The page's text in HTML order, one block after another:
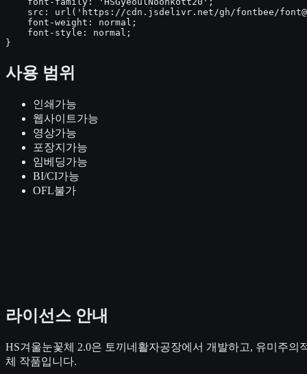
src: url('https://cdn.jsdelivr.net/gh/fontbee/
    font-weight: normal;
    font-style: normal;
}
사용 범위
인쇄 가능
웹사이트가능
영상가능
포장지 가능
임베딩가능
BI/CI가능
OFL불가
라이선스 안내
HS겨울눈꽃체 2.0은 토끼네활자공장에서 개발하고, 유미주
체 작품입니다.